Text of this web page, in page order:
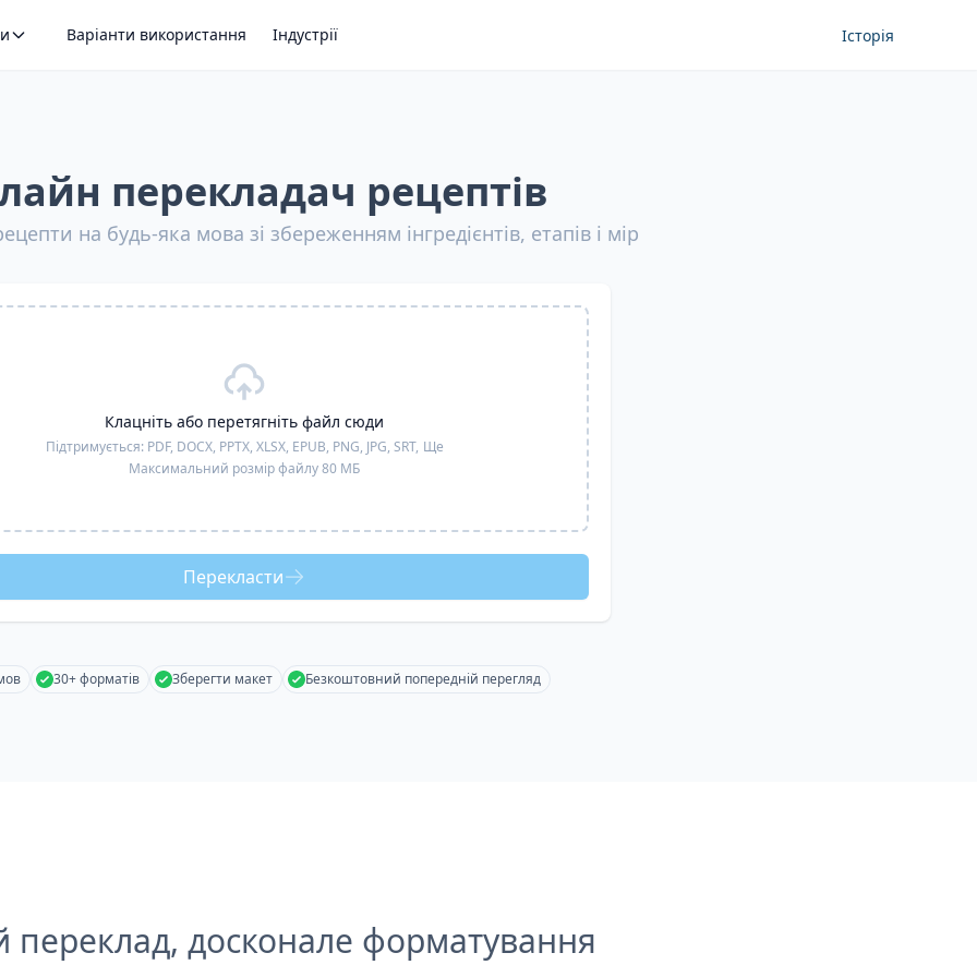
Варіанти використання Індустрії Історія
перекладач рецептів
на будь-яка мова зі збереженням інгредієнтів, етапів і мір
Клацніть або перетягніть файл сюди
Підтримується: PDF, DOCX, PPTX, XLSX, EPUB, PNG, JPG, SRT, Ще
Максимальний розмір файлу 80 МБ
Перекласти
30+ форматів Зберегти макет Безкоштовний попередній перегляд
переклад, досконале форматування